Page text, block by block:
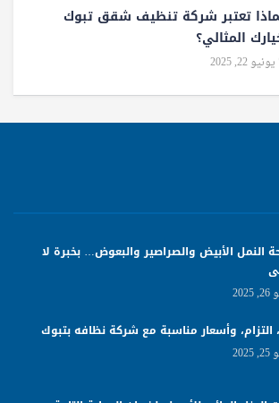
تعتبر شركة تنظيف شقق تبوك
المثالي؟
يونيو 22, 2025
النمل الأبيض والصراصير والبعوض… بخبرة لا
التزام، وأسعار مناسبة مع شركة نظافه بتبوك